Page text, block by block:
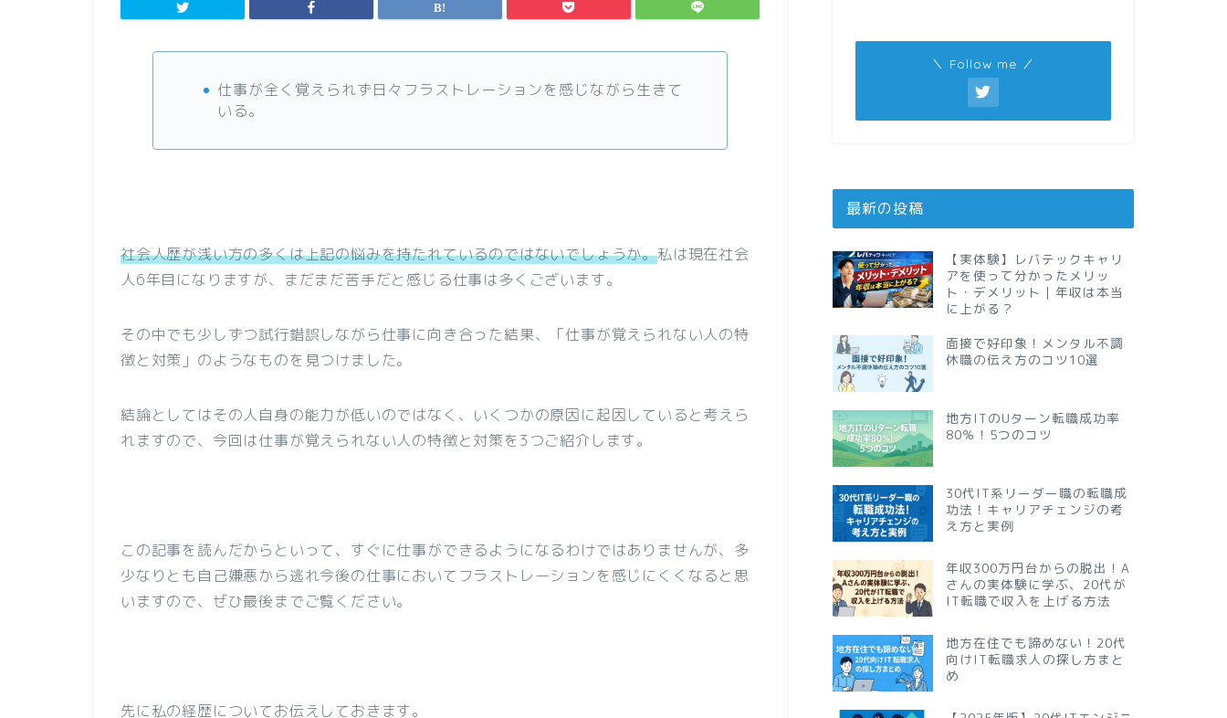
仕事が全く覚えられず日々フラストレーションを感じながら生きて
いる。
社会人歴が浅い方の多くは上記の悩みを持たれているのではないでしょうか。私は現在社会
人6年目になりますが、まだまだ苦手だと感じる仕事は多くございます。
その中でも少しずつ試行錯誤しながら仕事に向き合った結果、「仕事が覚えられない人の特
徴と対策」のようなものを見つけました。
結論としてはその人自身の能力が低いのではなく、いくつかの原因に起因していると考えら
れますので、今回は仕事が覚えられない人の特徴と対策を3つご紹介します。
この記事を読んだからといって、すぐに仕事ができるようになるわけではありませんが、多
少なりとも自己嫌悪から逃れ今後の仕事においてフラストレーションを感じにくくなると思
いますので、ぜひ最後までご覧ください。
先に私の経歴についてお伝えしておきます。
＼ Follow me ／
最新の投稿
【実体験】レバテックキャリ
アを使って分かったメリッ
ト・デメリット｜年収は本当
に上がる？
面接で好印象！メンタル不調
休職の伝え方のコツ10選
地方ITのUターン転職成功率
80％！5つのコツ
30代IT系リーダー職の転職成
功法！キャリアチェンジの考
え方と実例
年収300万円台からの脱出！A
さんの実体験に学ぶ、20代が
IT転職で収入を上げる方法
地方在住でも諦めない！20代
向けIT転職求人の探し方まと
め